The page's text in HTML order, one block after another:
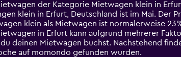
der Kategorie Mietwagen klein in
klein in Erfurt, Deutschland ist im Mai. Der
klein als Mietwagen ist normalerweise
in Erfurt kann aufgrund mehrerer
deinen Mietwagen buchst. Nachstehend
auf momondo gefunden wurden.